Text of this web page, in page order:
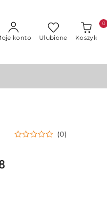
konto Ulubione Koszyk
0
(0)